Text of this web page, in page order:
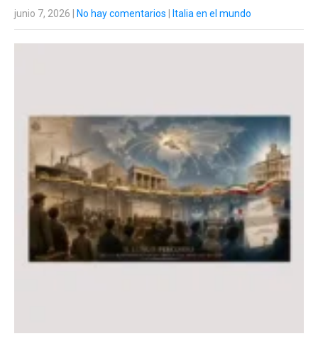
junio 7, 2026 No hay comentarios Italia en el mundo